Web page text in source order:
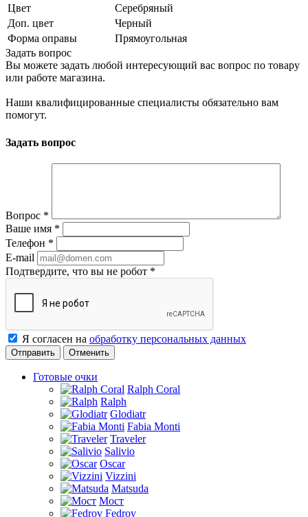
Цвет
Серебряный
Доп. цвет
Черный
Форма оправы
Прямоугольная
Задать вопрос
Вы можете задать любой интересующий вас вопрос по товару
или работе магазина.
Наши квалифицированные специалисты обязательно вам
помогут.
Задать вопрос
Вопрос *
Ваше имя *
Телефон *
E-mail
Подтвердите, что вы не робот *
Я согласен на обработку персональных данных
Отменить
Готовые очки
Ralph Coral
Ralph
Glodiatr
Fabia Monti
Traveler
Salivio
Oscar
Vizzini
Matsuda
Мост
Fedrov